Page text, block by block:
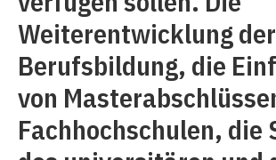
Weiterentwicklung
Berufsbildung, die
von
Fachhochschulen, die